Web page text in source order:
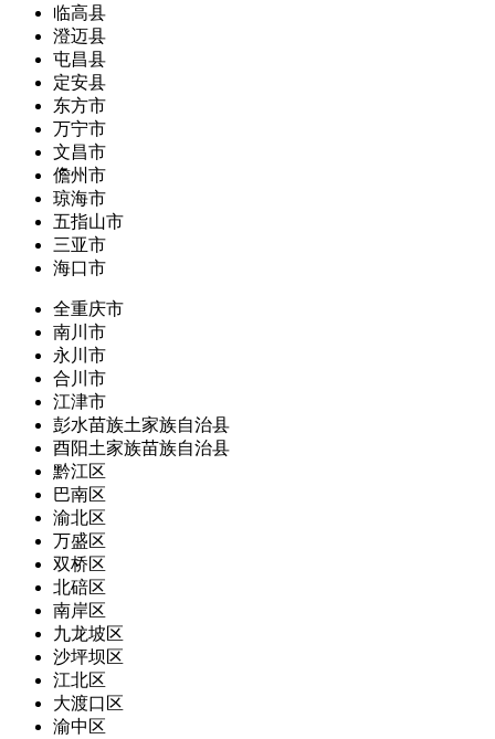
临高县
澄迈县
屯昌县
定安县
东方市
万宁市
文昌市
儋州市
琼海市
五指山市
三亚市
海口市
全重庆市
南川市
永川市
合川市
江津市
彭水苗族土家族自治县
酉阳土家族苗族自治县
黔江区
巴南区
渝北区
万盛区
双桥区
北碚区
南岸区
九龙坡区
沙坪坝区
江北区
大渡口区
渝中区